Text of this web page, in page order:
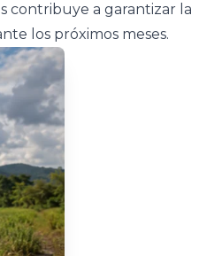
contribuye a garantizar la
los próximos meses.